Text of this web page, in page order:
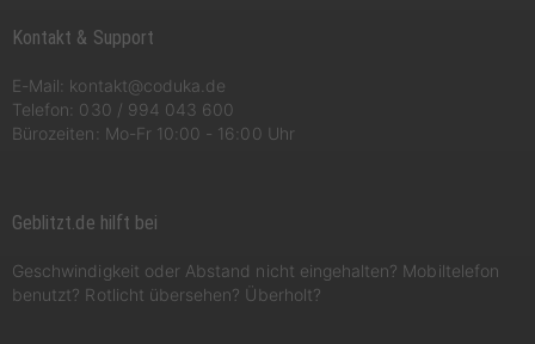
Kontakt & Support
E-Mail: kontakt@coduka.de
Telefon: 030 / 994 043 600
Bürozeiten: Mo-Fr 10:00 - 16:00 Uhr
Geblitzt.de hilft bei
Geschwindigkeit oder Abstand nicht eingehalten? Mobiltelefon
benutzt? Rotlicht übersehen? Überholt?